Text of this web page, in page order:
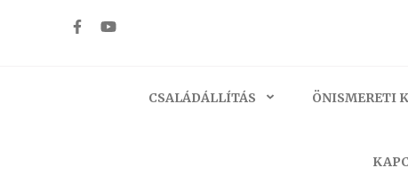
CSALÁDÁLLÍTÁS ÖNISMERETI